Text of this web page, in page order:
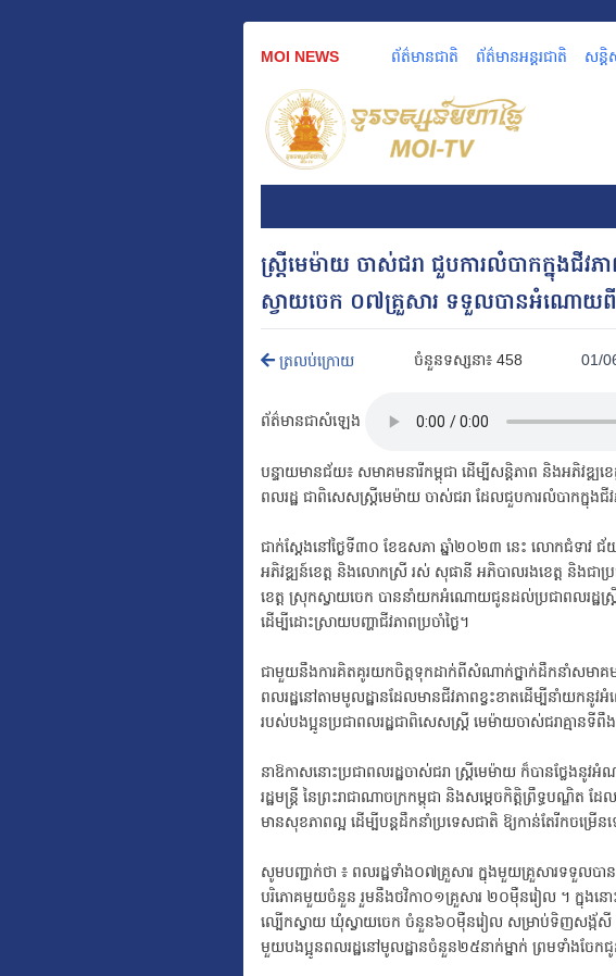
MOI NEWS ព័ត៌មានជាតិ ព័ត៌មានអន្តរជាតិ សន្តិ
ស្ត្រីមេម៉ាយ ចាស់ជរា ជួបការលំបាកក្នុងជី
ស្វាយចេក ០៧គ្រួសារ ទទួលបានអំណោយពីស
ត្រលប់ក្រោយ ចំនួនទស្សនា៖ 458 01/
ព័ត៌មានជាសំឡេង
បន្ទាយមានជ័យ៖ សមាគមនារីកម្ពុជា ដើម្បីសន្តិភាព និងអភិវ
ពលរដ្ឋ ជាពិសេសស្ត្រីមេម៉ាយ ចាស់ជរា ដែលជួបការលំបាកក្នុងជី
ជាក់ស្ដែងនៅថ្ងៃទី៣០ ខែឧសភា ឆ្នាំ២០២៣ នេះ លោកជំទាវ ជ័
អភិវឌ្ឍន៍ខេត្ត និងលោកស្រី រស់ សុផានី អភិបាលរងខេត្ត និងជាប្រធ
ខេត្ត ស្រុកស្វាយចេក បាននាំយកអំណោយជូនដល់ប្រជាពលរដ្ឋស្ត្
ដើម្បីដោះស្រាយបញ្ហាជីវភាពប្រចាំថ្ងៃ។
ជាមួយនឹងការគិតគូរយកចិត្តទុកដាក់ពីសំណាក់ថ្នាក់ដឹកនាំសមាគម
ពលរដ្ឋនៅតាមមូលដ្ឋានដែលមានជីវភាពខ្វះខាតដើម្បីនាំយ
របស់បងប្អូនប្រជាពលរដ្ឋជាពិសេសស្ត្រី មេម៉ាយចាស់ជរាគ្មានទីពឹ
នាឱកាសនោះប្រជាពលរដ្ឋចាស់ជរា ស្រ្តីមេម៉ាយ ក៏បានថ្លែង
រដ្ឋមន្ត្រី នៃព្រះរាជាណាចក្រកម្ពុជា និងសម្តេចកិត្តិព្រឹទ្ធបណ្
មានសុខភាពល្អ ដើម្បីបន្តដឹកនាំប្រទេសជាតិ ឱ្យកាន់តែរីកចម្រើ
សូមបញ្ជាក់ថា ៖ ពលរដ្ឋទាំង០៧គ្រួសារ ក្នុងមួយគ្រួសារទទួល
បរិភោគមួយចំនួន រួមនឹងថវិកា០១គ្រួសារ ២០ម៉ឺនរៀល ។ ក្នុងនោះ
ល្បើកស្វាយ ឃុំស្វាយចេក ចំនួន៦០ម៉ឺនរៀល សម្រាប់ទិញសង្ក័
មួយបងប្អូនពលរដ្ឋនៅមូលដ្ឋានចំនួន២៥នាក់ម្នាក់ ព្រមទាំងច